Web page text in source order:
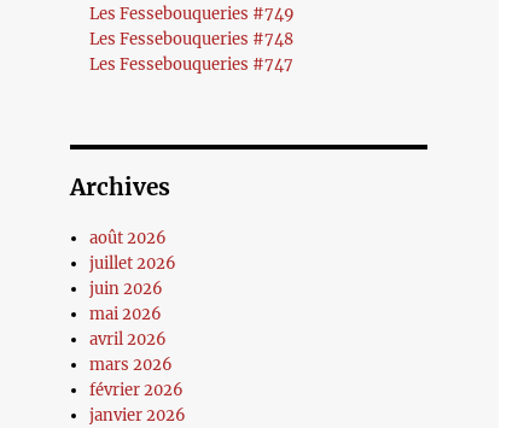
Les Fessebouqueries #749
Les Fessebouqueries #748
Les Fessebouqueries #747
Archives
août 2026
juillet 2026
juin 2026
mai 2026
avril 2026
mars 2026
février 2026
janvier 2026